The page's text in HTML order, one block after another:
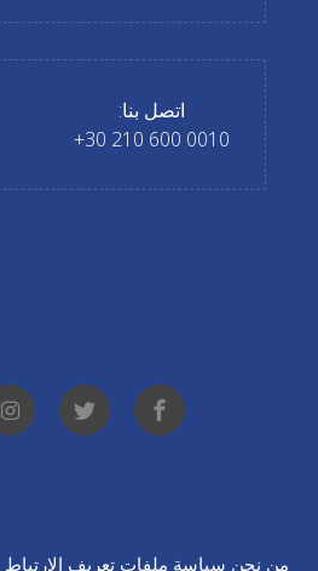
اتصل بنا:
0010 600 210 30+
من نحن سياسة ملفات تعريف الارتباط